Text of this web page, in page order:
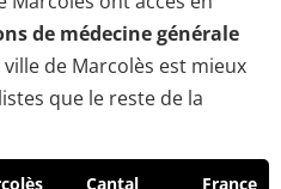
de médecine générale
ville de Marcolès est mieux
que le reste de la
Cantal France